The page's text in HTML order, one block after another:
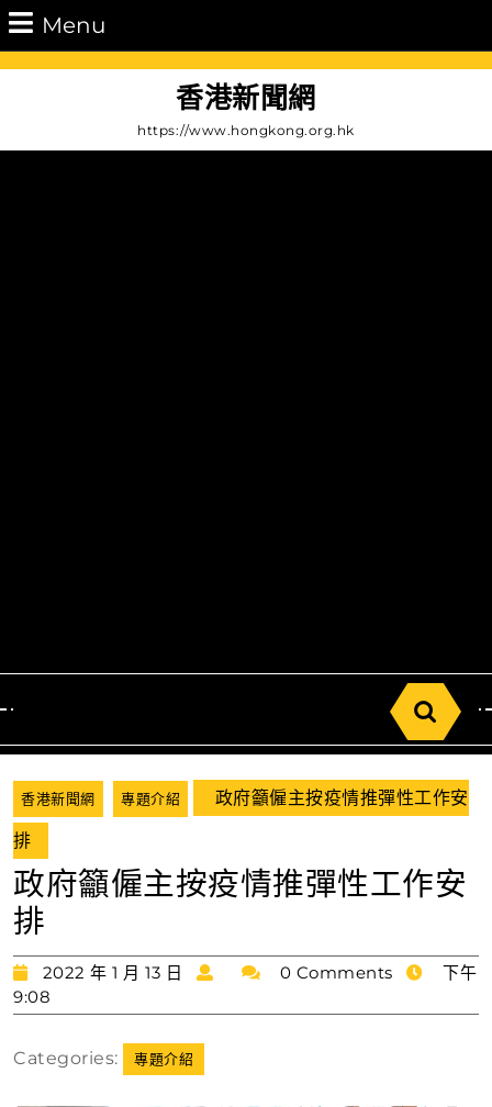
Skip
to
content
Menu
香港新聞網
https://www.hongkong.org.hk
for:
香港新聞網 專題介紹 政府籲僱主按疫情推彈性工作安
排
政府籲僱主按疫情推彈性工作安
排
2022 年 1 月 13 日
2022
1
月
13
0 Comments
下午
9:08
Categories: 專題介紹